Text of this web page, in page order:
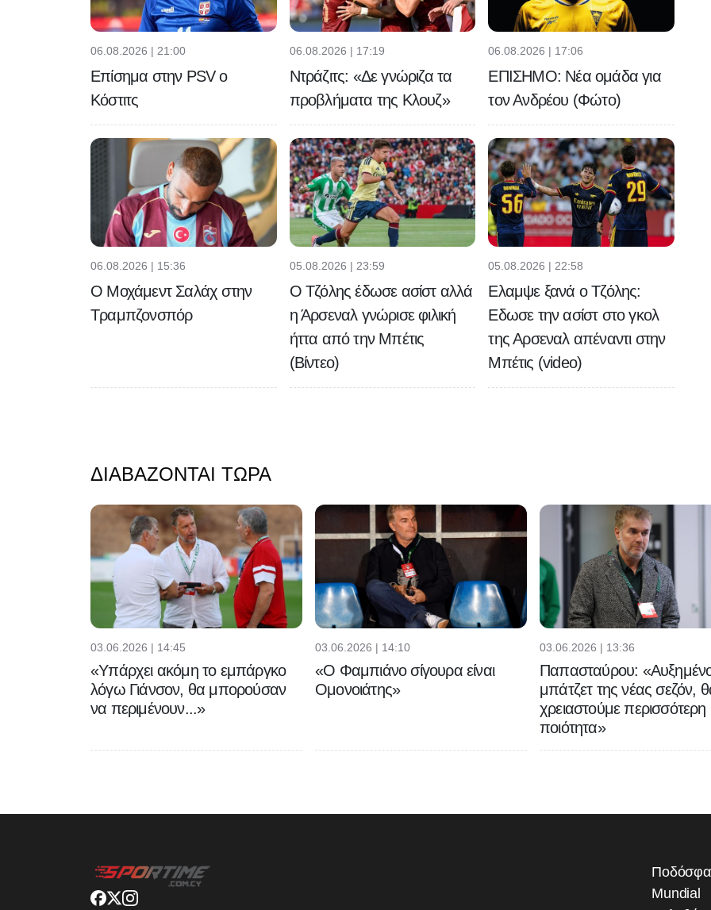
06.08.2026 | 21:00
Επίσημα στην PSV ο
Κόστιτς
06.08.2026 | 17:19
Ντράζιτς: «Δε γνώριζα τα
προβλήματα της Κλουζ»
06.08.2026 | 17:06
ΕΠΙΣΗΜΟ: Νέα ομάδα για
τον Ανδρέου (Φώτο)
06.08.2026 | 15:36
Ο Μοχάμεντ Σαλάχ στην
Τραμπζονσπόρ
05.08.2026 | 23:59
Ο Τζόλης έδωσε ασίστ αλλά
η Άρσεναλ γνώρισε φιλική
ήττα από την Μπέτις
(Βίντεο)
05.08.2026 | 22:58
Ελαμψε ξανά ο Τζόλης:
Εδωσε την ασίστ στο γκολ
της Αρσεναλ απέναντι στην
Μπέτις (video)
ΔΙΑΒΆΖΟΝΤΑΙ ΤΏΡΑ
03.06.2026 | 14:45
«Υπάρχει ακόμη το εμπάργκο
λόγω Γιάνσον, θα μπορούσαν
να περιμένουν...»
03.06.2026 | 14:10
«Ο Φαμπιάνο σίγουρα είναι
Ομονοιάτης»
03.06.2026 | 13:36
Παπασταύρου:
μπάτζετ της νέας σεζόν,
χρειαστούμε περισσότερη
ποιότητα»
Mundial